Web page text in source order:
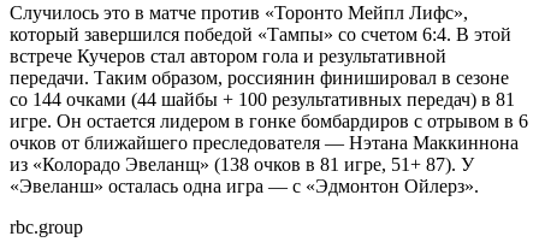
Случилось это в матче против «Торонто Мейпл Лифс»,
который завершился победой «Тампы» со счетом 6:4. В этой
встрече Кучеров стал автором гола и результативной
передачи. Таким образом, россиянин финишировал в сезоне
со 144 очками (44 шайбы + 100 результативных передач) в 81
игре. Он остается лидером в гонке бомбардиров с отрывом в 6
очков от ближайшего преследователя — Нэтана Маккиннона
из «Колорадо Эвеланщ» (138 очков в 81 игре, 51+ 87). У
«Эвеланш» осталась одна игра — с «Эдмонтон Ойлерз».
rbc.group